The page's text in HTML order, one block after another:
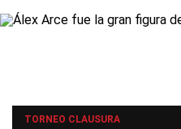
TORNEO CLAUSURA